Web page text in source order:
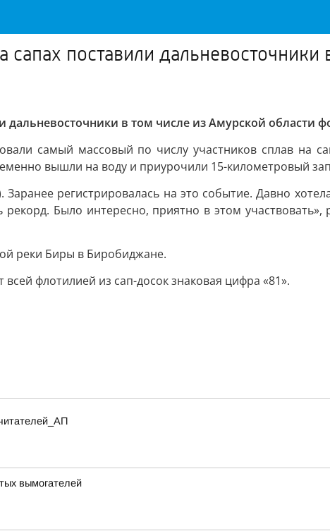
поставили дальневосточники
дальневосточники в том числе из Амурской области
самый массовый по числу участников сплав на
вышли на воду и приурочили 15-километровый
регистрировалась на это событие. Давно
Было интересно, приятно в этом участвовать»,
реки Биры в Биробиджане.
флотилией из сап-досок знаковая цифра «81».
вымогателей